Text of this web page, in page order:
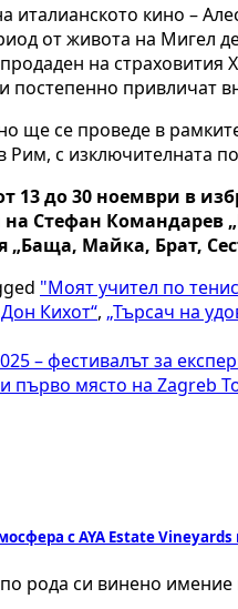
италианското кино –
от живота на Мигел
на
постепенно привличат
ще се проведе в
Рим, с изключителната
13 до 30 ноември в
Стефан Командарев
„Баща, Майка, Брат,
"Моят учител по
Кихот“, „Търсач на
– фестивалът за
първо място на Zagreb
с AYA Estate
рода си винено